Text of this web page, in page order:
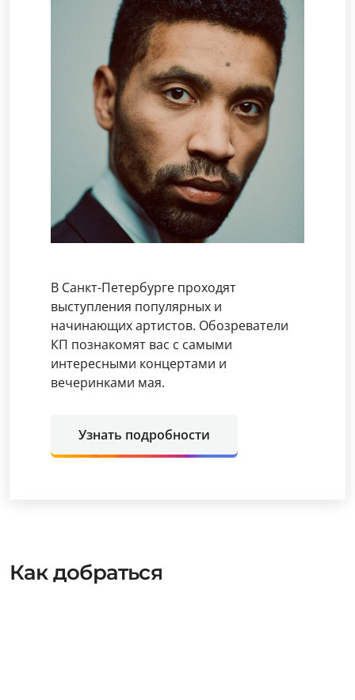
В Санкт-Петербурге проходят
выступления популярных и
начинающих артистов. Обозреватели
КП познакомят вас с самыми
интересными концертами и
вечеринками мая.
Узнать подробности
Как добраться